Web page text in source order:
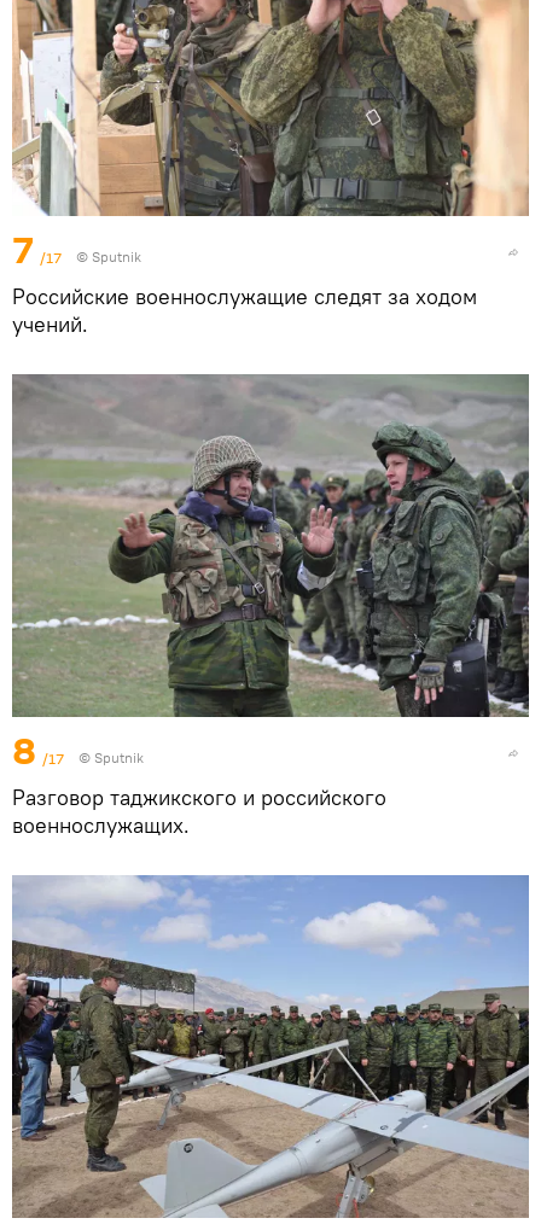
7 /17 © Sputnik
Российские военнослужащие следят за ходом
учений.
8 /17 © Sputnik
Разговор таджикского и российского
военнослужащих.